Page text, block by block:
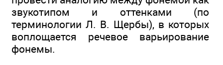
звукотипом и оттенками (по
терминологии Л. В. Щербы), в которых
воплощается речевое варьирование
фонемы.